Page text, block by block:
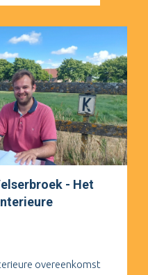
- Het
overeenkomst